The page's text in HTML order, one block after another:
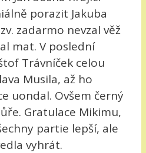
porazit Jakuba
zadarmo nevzal věž
mat. V poslední
Trávníček celou
Musila, až ho
uondal. Ovšem černý
Gratulace Mikimu,
partie lepší, ale
vyhrát.